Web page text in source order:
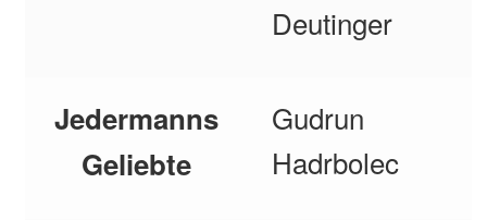
Deutinger
Jedermanns
Geliebte
Gudrun
Hadrbolec